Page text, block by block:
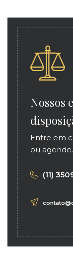
Nossos
Entre em
ou agende.
(11)